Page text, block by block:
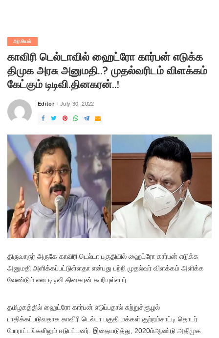
அரசியல்
காவிரி டெல்டாவில் ஹைட்ரோ கார்பன் எடுக்க
திமுக அரசு அனுமதி..? முதல்வரிடம் விளக்கம்
கேட்கும் டிடிவி.தினகரன்..!
Posted
Editor July 30, 2022
திருவாருர் அருகே காவிரி டெல்டா பகுதியில் ஹைட்ரோ கார்பன் எடுக்க
அனுமதி அளிக்கப்பட்டுள்ளதா என்பது பற்றி முதல்வர் விளக்கம் அளிக்க
வேண்டும் என டிடிவி.தினகரன் கூறியுள்ளார்.
தமிழகத்தில் ஹைட்ரோ கார்பன் எடுப்பதால் சுற்றுச்சூழல்
பாதிக்கப்படுவதாக காவிரி டெல்டா பகுதி மக்கள் குற்றம்சாட்டி தொடர்
போராட்டங்களிலும் ஈடுபட்டனர். இதையடுத்து, 2020ம்ஆண்டு அதிமுக